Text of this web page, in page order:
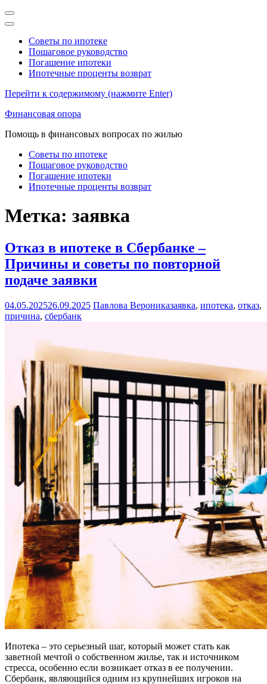
Советы по ипотеке
Пошаговое руководство
Погашение ипотеки
Ипотечные проценты возврат
Перейти к содержимому (нажмите Enter)
Финансовая опора
Помощь в финансовых вопросах по жилью
Советы по ипотеке
Пошаговое руководство
Погашение ипотеки
Ипотечные проценты возврат
Метка: заявка
Отказ в ипотеке в Сбербанке –
Причины и советы по повторной
подаче заявки
04.05.202526.09.2025 Павлова Верониказаявка, ипотека, отказ,
причина, сбербанк
Ипотека – это серьезный шаг, который может стать как
заветной мечтой о собственном жилье, так и источником
стресса, особенно если возникает отказ в ее получении.
Сбербанк, являющийся одним из крупнейших игроков на